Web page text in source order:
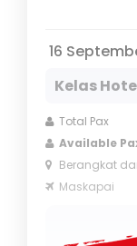
16
Kelas
Total Pax
Available
Berangkat
Maskapai